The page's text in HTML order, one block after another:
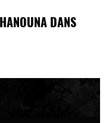
DANS